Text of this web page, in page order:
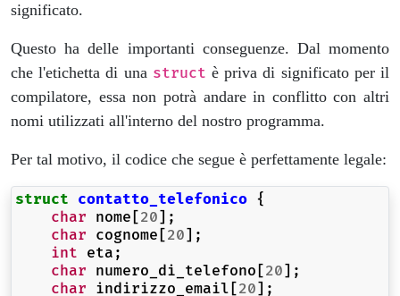
significato.
Questo ha delle importanti conseguenze. Dal momento
che l'etichetta di una struct è priva di significato per il
compilatore, essa non potrà andare in conflitto con altri
nomi utilizzati all'interno del nostro programma.
Per tal motivo, il codice che segue è perfettamente legale:
struct contatto_telefonico {
char nome [20];
char cognome [20];
int eta ;
char numero_di_telefono [20];
char indirizzo_email [20];